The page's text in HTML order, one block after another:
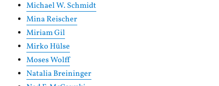
Michael W. Schmidt
Mina Reischer
Miriam Gil
Mirko Hülse
Moses Wolff
Natalia Breininger